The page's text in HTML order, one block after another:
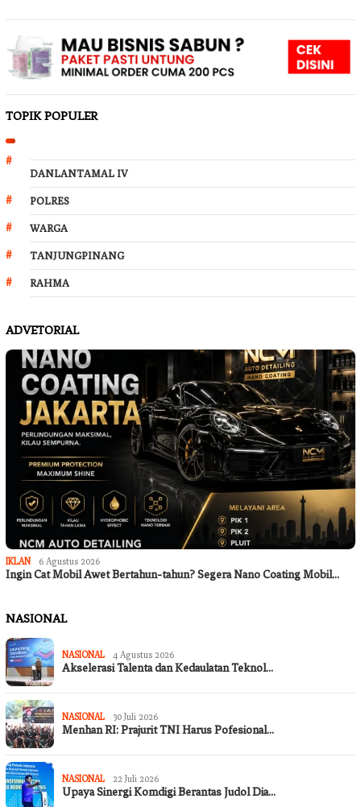
TOPIK POPULER
DANLANTAMAL IV
POLRES
WARGA
TANJUNGPINANG
RAHMA
ADVETORIAL
IKLAN 6 Agustus 2026
Ingin Cat Mobil Awet Bertahun-tahun? Segera Nano Coating Mobil…
NASIONAL
NASIONAL 4 Agustus 2026
Akselerasi Talenta dan Kedaulatan Teknol…
NASIONAL 30 Juli 2026
Menhan RI: Prajurit TNI Harus Pofesional…
NASIONAL 22 Juli 2026
Upaya Sinergi Komdigi Berantas Judol Dia…